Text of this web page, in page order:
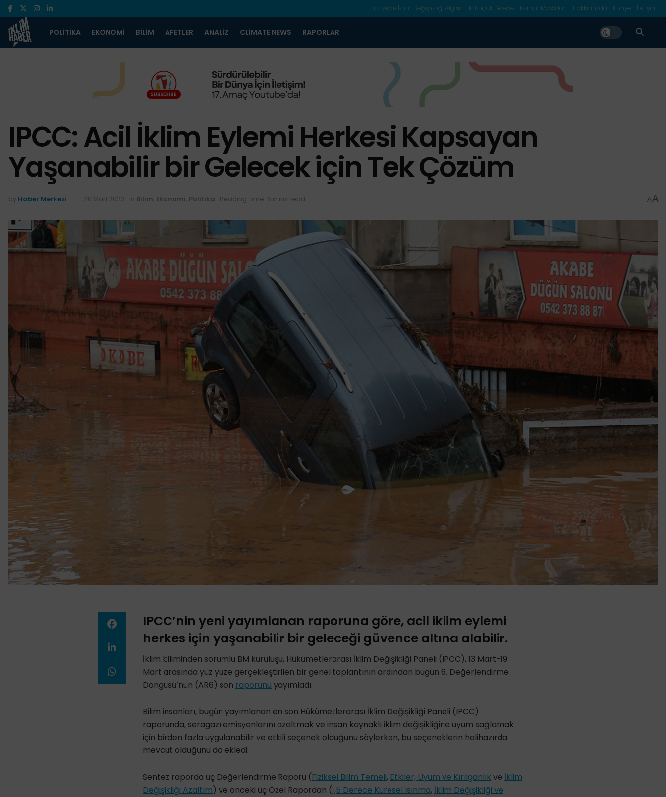
Türkiye’de İklim Değişlikliği Algısı Bir Buçuk Derece Kömür Masalları Hakkımızda Künye İletişim
POLITIKA EKONOMI BILIM AFETLER ANALIZ CLIMATE NEWS RAPORLAR
IPCC: Acil İklim Eylemi Herkesi Kapsayan
Yaşanabilir bir Gelecek için Tek Çözüm
by Haber Merkezi 20 Mart 2023 in Bilim Ekonomi Politika Reading Time: 6 mins read AA
IPCC’nin yeni yayımlanan raporuna göre, acil iklim eylemi
herkes için yaşanabilir bir geleceği güvence altına alabilir.
İklim biliminden sorumlu BM kuruluşu, Hükümetlerarası İklim Değişikliği Paneli (IPCC), 13 Mart-19
Mart arasında yüz yüze gerçekleştirilen bir genel toplantının ardından bugün 6. Değerlendirme
Döngüsü’nün (AR6) son raporunu yayımladı.
Bilim insanları, bugün yayımlanan en son Hükümetlerarası İklim Değişikliği Paneli (IPCC)
raporunda, seragazı emisyonlarını azaltmak ve insan kaynaklı iklim değişikliğine uyum sağlamak
için birden fazla uygulanabilir ve etkili seçenek olduğunu söylerken, bu seçeneklerin halihazırda
mevcut olduğunu da ekledi.
Sentez raporda üç Değerlendirme Raporu (Fiziksel Bilim Temeli, Etkiler, Uyum ve Kırılganlık ve İklim
Değişikliği Azaltım) ve önceki üç Özel Rapordan (1,5 Derece Küresel Isınma, İklim Değişikliği ve